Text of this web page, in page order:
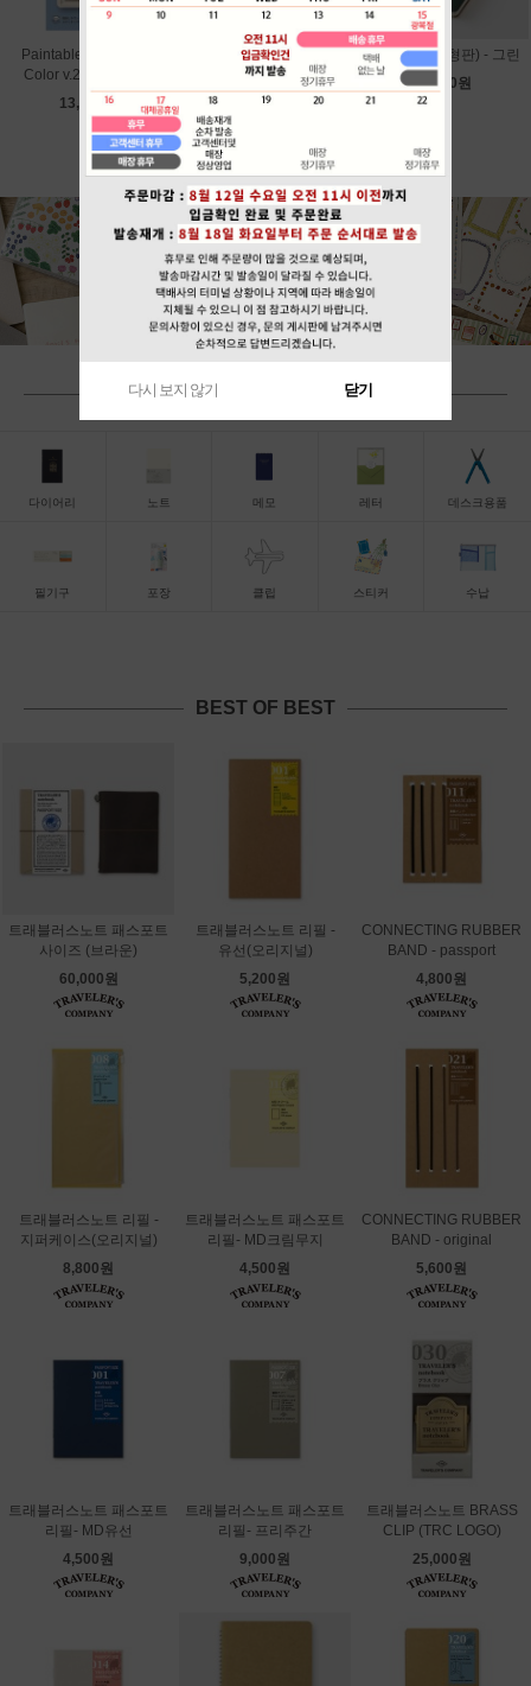
Paintable Stamp Soft
Color v.2 - Calendar
13,800원
Paintable Stamp Soft
Color v.2 - Bread
13,800원
그레인 (B6변형판) - 그린
18,000원
BY CATEGORY
다이어리 노트 메모 레터 데스크용품
필기구 포장 클립 스티커 수납
BEST OF BEST
트래블러스노트 패스포트
사이즈 (브라운)
60,000원
트래블러스노트 리필 -
유선(오리지널)
5,200원
CONNECTING RUBBER
BAND - passport
4,800원
트래블러스노트 리필 -
지퍼케이스(오리지널)
8,800원
트래블러스노트 패스포트
리필- MD크림무지
4,500원
CONNECTING RUBBER
BAND - original
5,600원
트래블러스노트 패스포트
리필- MD유선
4,500원
트래블러스노트 패스포트
리필- 프리주간
9,000원
트래블러스노트 BRASS
CLIP (TRC LOGO)
25,000원
다시 보지 않기 닫기